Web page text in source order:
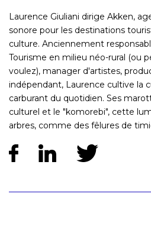
Laurence Giuliani dirige Akken,
sonore pour les destinations
culture. Anciennement
Tourisme en milieu néo-rural (ou
voulez), manager d'artistes,
indépendant, Laurence cultive la
carburant du quotidien. Ses
culturel et le "komorebi", cette
arbres, comme des fêlures de